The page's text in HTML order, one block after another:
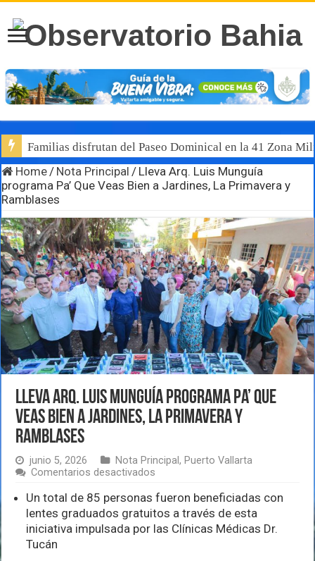
Familias disfrutan del Paseo Dominical en la 41 Zona
Home / Nota Principal / Lleva Arq. Luis Munguía
programa Pa’ Que Veas Bien a Jardines, La Primavera y
Ramblases
Lleva Arq. Luis Munguía programa Pa’ Que
Veas Bien a Jardines, La Primavera y
Ramblases
junio 5, 2026 Nota Principal, Puerto Vallarta
Comentarios desactivados
Arq.
Luis
Munguía
programa
Un total de 85 personas fueron beneficiadas con
lentes graduados gratuitos a través de esta
iniciativa impulsada por las Clínicas Médicas Dr.
Tucán